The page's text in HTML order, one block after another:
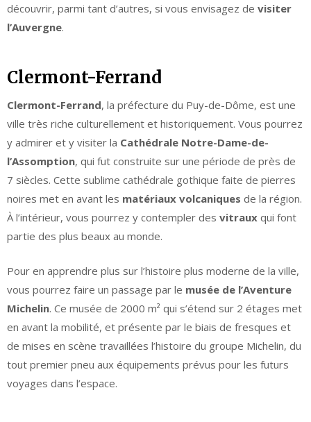
découvrir, parmi tant d’autres, si vous envisagez de visiter
l’Auvergne.
Clermont-Ferrand
Clermont-Ferrand, la préfecture du Puy-de-Dôme, est une
ville très riche culturellement et historiquement. Vous pourrez
y admirer et y visiter la Cathédrale Notre-Dame-de-
l’Assomption, qui fut construite sur une période de près de
7 siècles. Cette sublime cathédrale gothique faite de pierres
noires met en avant les matériaux volcaniques de la région.
À l’intérieur, vous pourrez y contempler des vitraux qui font
partie des plus beaux au monde.
Pour en apprendre plus sur l’histoire plus moderne de la ville,
vous pourrez faire un passage par le musée de l’Aventure
Michelin. Ce musée de 2000 m² qui s’étend sur 2 étages met
en avant la mobilité, et présente par le biais de fresques et
de mises en scène travaillées l’histoire du groupe Michelin, du
tout premier pneu aux équipements prévus pour les futurs
voyages dans l’espace.